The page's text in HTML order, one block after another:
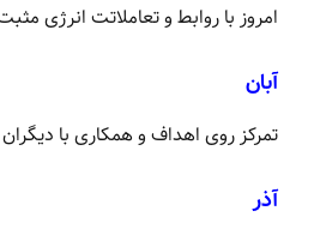
امروز با روابط و تعاملاتت
آبان
تمرکز روی اهداف و همکاری با
آذر